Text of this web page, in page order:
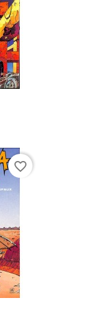
favorite_border